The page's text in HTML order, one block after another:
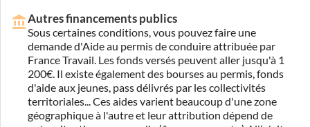
Autres financements publics
Sous certaines conditions, vous pouvez faire une
demande d'Aide au permis de conduire attribuée par
France Travail. Les fonds versés peuvent aller jusqu'à 1
200€. Il existe également des bourses au permis, fonds
d'aide aux jeunes, pass délivrés par les collectivités
territoriales... Ces aides varient beaucoup d'une zone
géographique à l'autre et leur attribution dépend de